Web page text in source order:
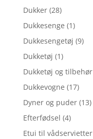
Dukker (28)
Dukkesenge (1)
Dukkesengetøj (9)
Dukketøj (1)
Dukketøj og tilbehør
Dukkevogne (17)
Dyner og puder (13)
Efterfødsel (4)
Etui til vådservietter